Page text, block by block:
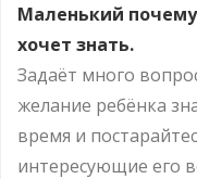
Маленький
хочет знать.
Задаёт много
желание ребёнка
время и
интересующие его